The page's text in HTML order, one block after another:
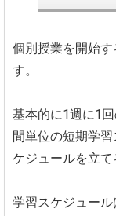
個別授業を開始
す。
基本的に1週に1
間単位の短期学
ケジュールを立て
学習スケジュール